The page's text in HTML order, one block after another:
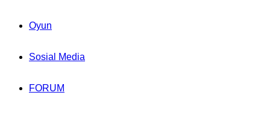
Oyun
Sosial Media
FORUM